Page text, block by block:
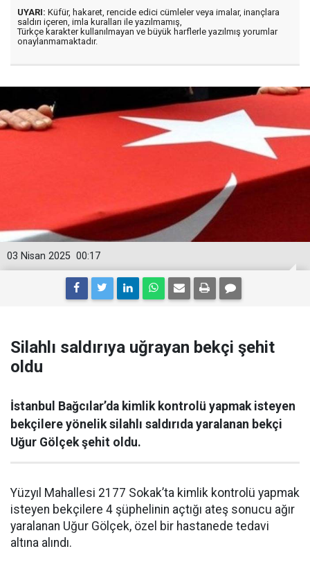
UYARI: Küfür, hakaret, rencide edici cümleler veya imalar, inançlara
saldırı içeren, imla kuralları ile yazılmamış,
Türkçe karakter kullanılmayan ve büyük harflerle yazılmış yorumlar
onaylanmamaktadır.
00:17
03 Nisan 2025
Silahlı saldırıya uğrayan bekçi şehit
oldu
İstanbul Bağcılar’da kimlik kontrolü yapmak isteyen
bekçilere yönelik silahlı saldırıda yaralanan bekçi
Uğur Gölçek şehit oldu.
Yüzyıl Mahallesi 2177 Sokak’ta kimlik kontrolü yapmak
isteyen bekçilere 4 şüphelinin açtığı ateş sonucu ağır
yaralanan Uğur Gölçek, özel bir hastanede tedavi
altına alındı.